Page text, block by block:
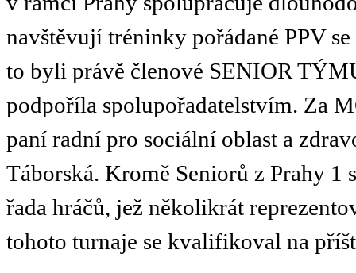
navštěvují tréninky pořádané PPV
to byli právě členové SENIOR
podpoříla spolupořadatelstvím. Za
paní radní pro sociální oblast a
Táborská. Kromě Seniorů z Prahy 1
řada hráčů, jež několikrát
tohoto turnaje se kvalifikoval na